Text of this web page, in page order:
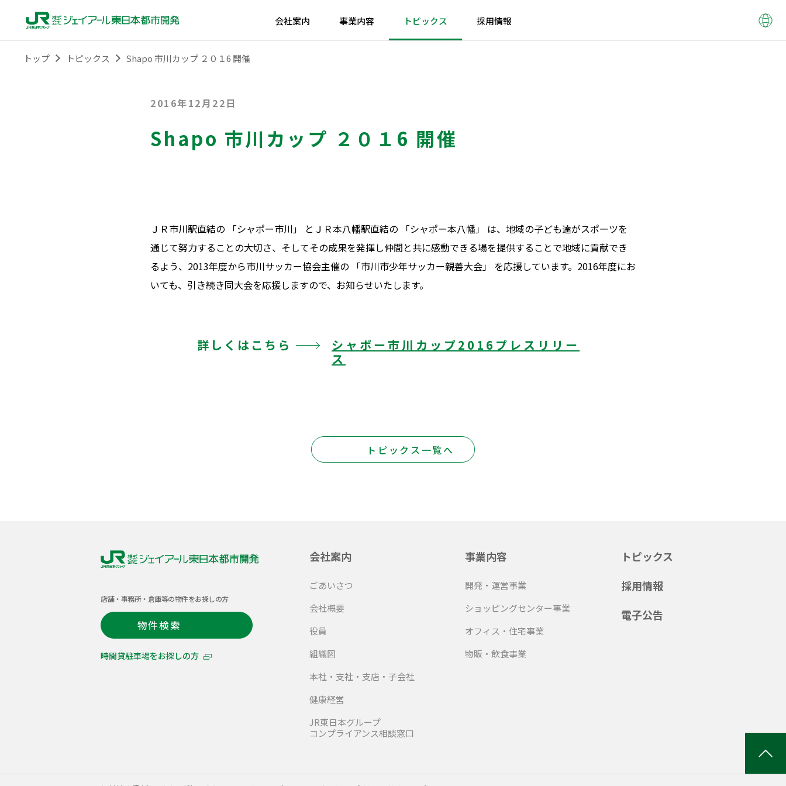
会社案内 事業内容 トピックス 採用情報
トップ トピックス Shapo 市川カップ ２０１6 開催
2016年12月22日
Shapo 市川カップ ２０１6 開催
ＪＲ市川駅直結の 「シャポー市川」 とＪＲ本八幡駅直結の 「シャポー本八幡」 は、地域の子ども達がスポーツを
通じて努力することの大切さ、そしてその成果を発揮し仲間と共に感動できる場を提供することで地域に貢献でき
るよう、2013年度から市川サッカー協会主催の 「市川市少年サッカー親善大会」 を応援しています。2016年度にお
いても、引き続き同大会を応援しますので、お知らせいたします。
詳しくはこちら
シャポー市川カップ2016プレスリリー
ス
トピックス一覧へ
会
社
ジ
イ
市
店舗・事務所・倉庫等の物件をお探しの方
物件検索
時間貸駐車場をお探しの方
会社案内
ごあいさつ
会社概要
役員
組織図
本社・支社・支店・子会社
健康経営
JR東日本グループ
コンプライアンス相談窓口
事業内容
開発・運営事業
ショッピングセンター事業
オフィス・住宅事業
物販・飲食事業
トピックス
採用情報
電子公告